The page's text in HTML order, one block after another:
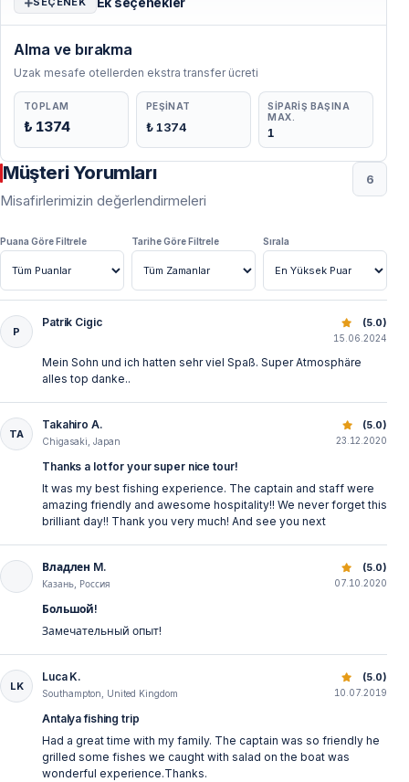
Alma ve bırakma
Uzak mesafe otellerden ekstra transfer ücreti
TOPLAM
₺ 1374
PEŞINAT
₺ 1374
SIPARIŞ BAŞINA
MAX.
1
Müşteri Yorumları
Misafirlerimizin değerlendirmeleri
6
Puana Göre Filtrele Tarihe Göre Filtrele Sırala
Antalya Balık Avı Turu: Tekne ile Akdeniz’de Eşsiz Deneyim
P
Patrik Cigic (5.0)
15.06.2024
Mein Sohn und ich hatten sehr viel Spaß. Super Atmosphäre
alles top danke..
Antalya Balık Avı Turu: Tekne ile Akdeniz’de Eşsiz Deneyim
TA
Takahiro A.
Chigasaki, Japan
(5.0)
23.12.2020
Thanks a lot for your super nice tour!
It was my best fishing experience. The captain and staff were
amazing friendly and awesome hospitality!! We never forget this
brilliant day!! Thank you very much! And see you next
Antalya Balık Avı Turu: Tekne ile Akdeniz’de Eşsiz Deneyim
Владлен M.
Казань, Россия
(5.0)
07.10.2020
Большой!
Замечательный опыт!
Antalya Balık Avı Turu: Tekne ile Akdeniz’de Eşsiz Deneyim
LK
Luca K.
Southampton, United Kingdom
(5.0)
10.07.2019
Antalya fishing trip
Had a great time with my family. The captain was so friendly he
grilled some fishes we caught with salad on the boat was
wonderful experience.Thanks.